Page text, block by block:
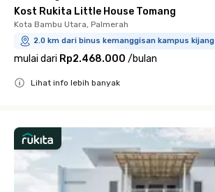
Kost Rukita Little House Tomang
Kota Bambu Utara, Palmerah
2.0 km dari binus kemanggisan kampus kijang
mulai dari Rp2.468.000 /bulan
Lihat info lebih banyak